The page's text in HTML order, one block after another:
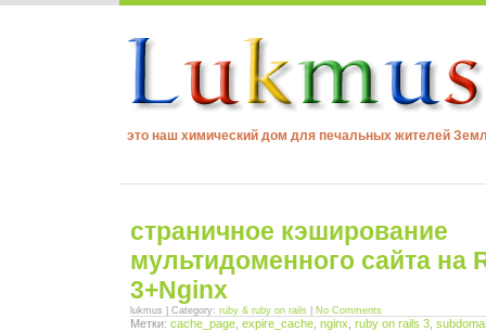
это наш химический дом для печальных жителей
страничное кэширование
мультидоменного сайта на
3+Nginx
lukmus | Category: ruby & ruby on rails No Comments
Метки: cache_page expire_cache nginx ruby on rails 3